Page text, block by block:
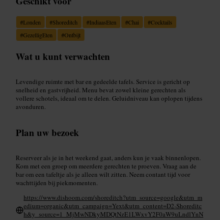
#Londen #Shoreditch #IndiaasEten #Chai #Cocktails
#GezelligEten #Ontbijt
Wat u kunt verwachten
Levendige ruimte met bar en gedeelde tafels. Service is gericht op
snelheid en gastvrijheid. Menu bevat zowel kleine gerechten als
vollere schotels, ideaal om te delen. Geluidniveau kan oplopen tijdens
avonduren.
Plan uw bezoek
Reserveer als je in het weekend gaat, anders kun je vaak binnenlopen.
Kom met een groep om meerdere gerechten te proeven. Vraag aan de
bar om een tafeltje als je alleen wilt zitten. Neem contant tijd voor
wachttijden bij piekmomenten.
https://www.dishoom.com/shoreditch?utm_source=google&utm_m
edium=organic&utm_campaign=Yext&utm_content=D2-Shoreditc
h&y_source=1_MjMwNDkyMDQtNzE1LWxvY2F0aW9uLndlYnN